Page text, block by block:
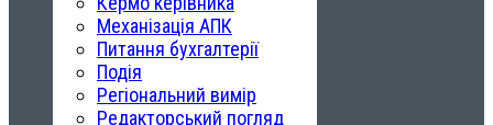
Механізація АПК
Питання бухгалтерії
Подія
Регіональний вимір
Редакторський погляд